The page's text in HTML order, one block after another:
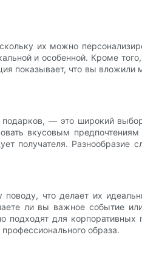
их можно
и особенной. Кроме
показывает, что вы
подарков, — это широкий
вкусовым
получателя. Разнообразие
что делает их
ли вы важное событие
для корпоративных
образа.